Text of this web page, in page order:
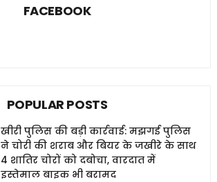
FACEBOOK
POPULAR POSTS
खीरी पुलिस की बड़ी कार्रवाई: मझगई पुलिस
ने चोरी की शराब और बियर के जखीरे के साथ
4 शातिर चोरों को दबोचा, वारदात में
इस्तेमाल बाइक भी बरामद